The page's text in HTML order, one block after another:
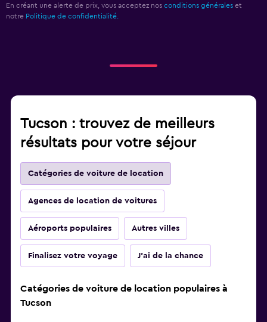
En créant une alerte de prix, vous acceptez nos conditions générales et
notre Politique de confidentialité.
Tucson : trouvez de meilleurs
résultats pour votre séjour
Catégories de voiture de location
Agences de location de voitures
Aéroports populaires Autres villes
Finalisez votre voyage J'ai de la chance
Catégories de voiture de location populaires à
Tucson